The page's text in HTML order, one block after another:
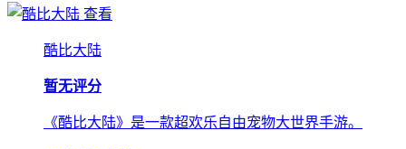
查看
酷比大陆
暂无评分
《酷比大陆》是一款超欢乐自由宠物大世界手游。